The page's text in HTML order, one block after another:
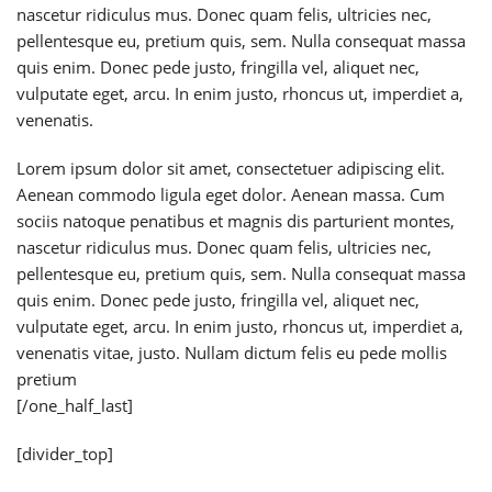
nascetur ridiculus mus. Donec quam felis, ultricies nec,
pellentesque eu, pretium quis, sem. Nulla consequat massa
quis enim. Donec pede justo, fringilla vel, aliquet nec,
vulputate eget, arcu. In enim justo, rhoncus ut, imperdiet a,
venenatis.
Lorem ipsum dolor sit amet, consectetuer adipiscing elit.
Aenean commodo ligula eget dolor. Aenean massa. Cum
sociis natoque penatibus et magnis dis parturient montes,
nascetur ridiculus mus. Donec quam felis, ultricies nec,
pellentesque eu, pretium quis, sem. Nulla consequat massa
quis enim. Donec pede justo, fringilla vel, aliquet nec,
vulputate eget, arcu. In enim justo, rhoncus ut, imperdiet a,
venenatis vitae, justo. Nullam dictum felis eu pede mollis
pretium
[/one_half_last]
[divider_top]